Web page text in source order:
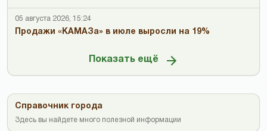
05 августа 2026, 15:24
Продажи «КАМАЗа» в июле выросли на 19%
Показать ещё
Справочник города
Здесь вы найдете много полезной информации